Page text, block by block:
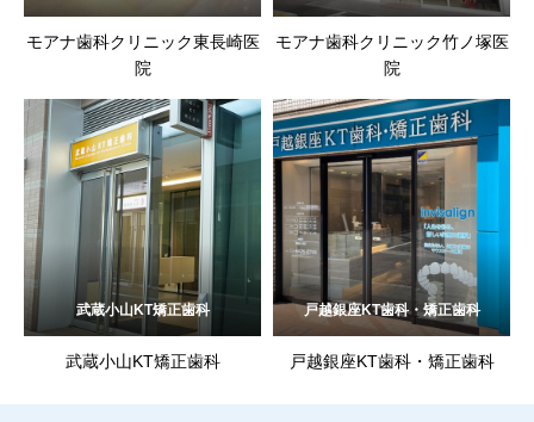
モアナ歯科クリニック東長崎医
院
モアナ歯科クリニック竹ノ塚医
院
武蔵小山KT矯正歯科
武蔵小山KT矯正歯科
戸越銀座KT歯科・矯正歯科
戸越銀座KT歯科・矯正歯科